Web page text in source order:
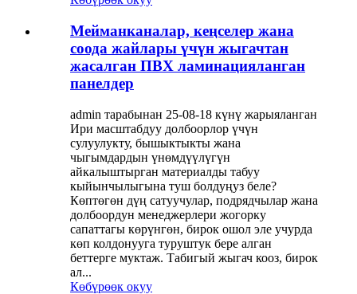
Мейманканалар, кеңселер жана
соода жайлары үчүн жыгачтан
жасалган ПВХ ламинацияланган
панелдер
admin тарабынан 25-08-18 күнү жарыяланган
Ири масштабдуу долбоорлор үчүн
сулуулукту, бышыктыкты жана
чыгымдардын үнөмдүүлүгүн
айкалыштырган материалды табуу
кыйынчылыгына туш болдуңуз беле?
Көптөгөн дүң сатуучулар, подрядчылар жана
долбоордун менеджерлери жогорку
сапаттагы көрүнгөн, бирок ошол эле учурда
көп колдонууга туруштук бере алган
беттерге муктаж. Табигый жыгач кооз, бирок
ал...
Көбүрөөк окуу